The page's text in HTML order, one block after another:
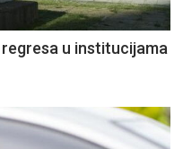
u institucijama